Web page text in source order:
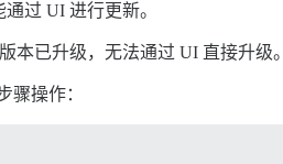
过 UI 进行更新。
本已升级，无法通过 UI 直接升级。
骤操作：